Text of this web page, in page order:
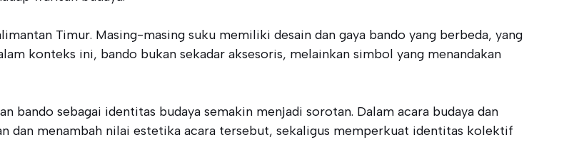
Timur. Masing-masing suku memiliki desain dan gaya bando yang berbeda, yang
konteks ini, bando bukan sekadar aksesoris, melainkan simbol yang menandakan
bando sebagai identitas budaya semakin menjadi sorotan. Dalam acara budaya dan
dan menambah nilai estetika acara tersebut, sekaligus memperkuat identitas kolektif